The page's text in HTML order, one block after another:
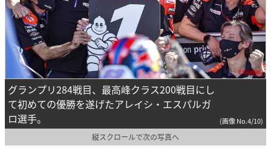
グランプリ284戦目、最高峰クラス200戦目にし
て初めての優勝を遂げたアレイシ・エスパルガ
ロ選手。
(画像 No.4/10)
縦スクロールで次の写真へ